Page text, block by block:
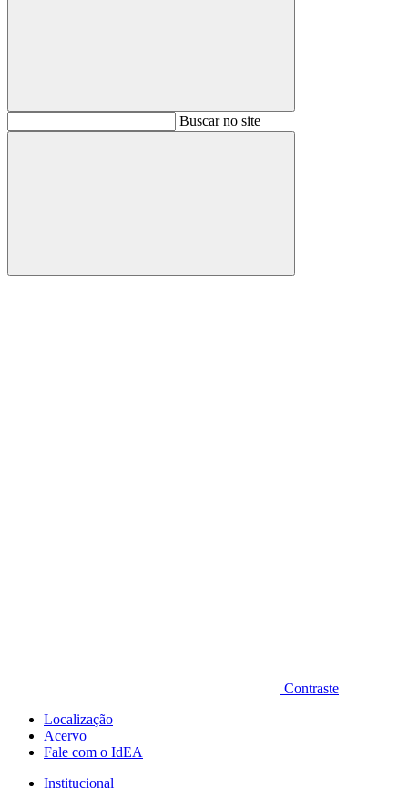
BuscarBuscar no site
Buscar
Contraste
Localização
Acervo
Fale com o IdEA
Institucional